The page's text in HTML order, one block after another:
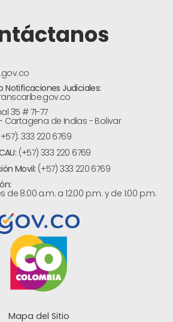
Notificaciones Judiciales:
35 # 71-77
- Cartagena de Indias - Bolivar
333 220 6769
(+57) 333 220 6769
Movil: (+57) 333 220 6769
de 8:00 a.m. a 12:00 p.m. y de 1:00 p.m.
Mapa del Sitio